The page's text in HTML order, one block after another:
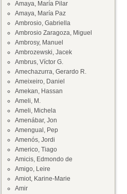
Amaya, María Pilar
Amaya, María Paz
Ambrosio, Gabriella
Ambrosio Zaragoza, Miguel
Ambrosy, Manuel
Ambrozewski, Jacek
Ambrus, Víctor G.
Amechazurra, Gerardo R.
Ameixeiro, Daniel
Amekan, Hassan
Ameli, M.
Ameli, Michela
Amenábar, Jon
Amengual, Pep
Amenós, Jordi
Americo, Tiago
Amicis, Edmondo de
Amigo, Leire
Amiot, Karine-Marie
Amir